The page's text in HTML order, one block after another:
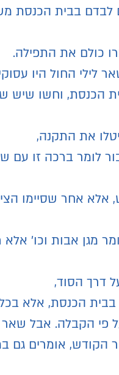
לבדם בבית הכנסת
כולם את התפילה.
החול היו
הכנסת, וחשו שיש
את התקנה,
לומר ברכה זו עם
אלא אחר שסיימו
מגן אבות וכו'
דרך הסוד,
בבית הכנסת, אלא
על פי הקבלה. אבל
הקודש, אומרים גם